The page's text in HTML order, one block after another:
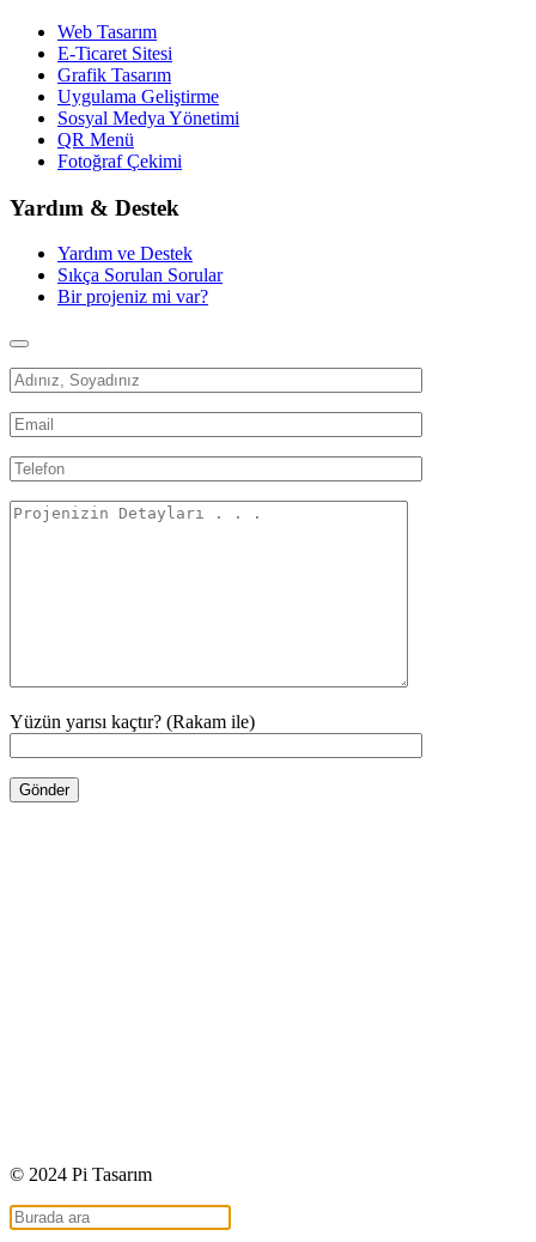
Web Tasarım
E-Ticaret Sitesi
Grafik Tasarım
Uygulama Geliştirme
Sosyal Medya Yönetimi
QR Menü
Fotoğraf Çekimi
Yardım & Destek
Yardım ve Destek
Sıkça Sorulan Sorular
Bir projeniz mi var?
Yüzün yarısı kaçtır? (Rakam ile)
© 2024 Pi Tasarım